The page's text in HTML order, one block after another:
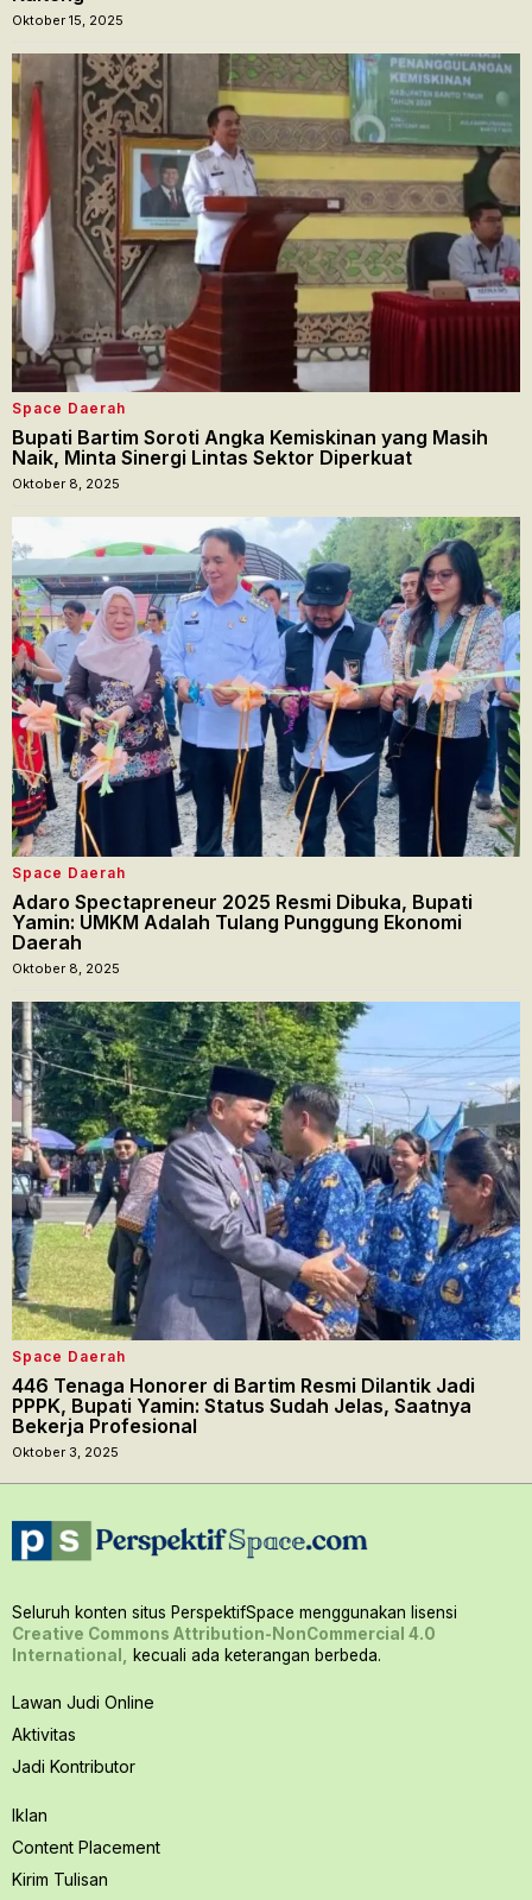
Oktober 15, 2025
Space Daerah
Bupati Bartim Soroti Angka Kemiskinan yang Masih
Naik, Minta Sinergi Lintas Sektor Diperkuat
Oktober 8, 2025
Space Daerah
Adaro Spectapreneur 2025 Resmi Dibuka, Bupati
Yamin: UMKM Adalah Tulang Punggung Ekonomi
Daerah
Oktober 8, 2025
Space Daerah
446 Tenaga Honorer di Bartim Resmi Dilantik Jadi
PPPK, Bupati Yamin: Status Sudah Jelas, Saatnya
Bekerja Profesional
Oktober 3, 2025
Seluruh konten situs PerspektifSpace menggunakan lisensi
Creative Commons Attribution-NonCommercial 4.0
International,
kecuali ada keterangan berbeda.
Lawan Judi Online
Aktivitas
Jadi Kontributor
Iklan
Content Placement
Kirim Tulisan